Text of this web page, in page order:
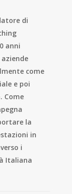
di
anni
come
e poi
Come
la
in
i
Italiana